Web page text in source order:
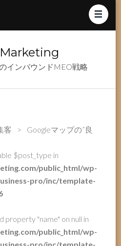
Marketing
インバウンドMEO戦略
客 >
Googleマップの”良
$post_type in
public_html/wp-
pro/inc/template-
property "name" on null in
public_html/wp-